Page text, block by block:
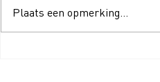
Plaats een opmerking...